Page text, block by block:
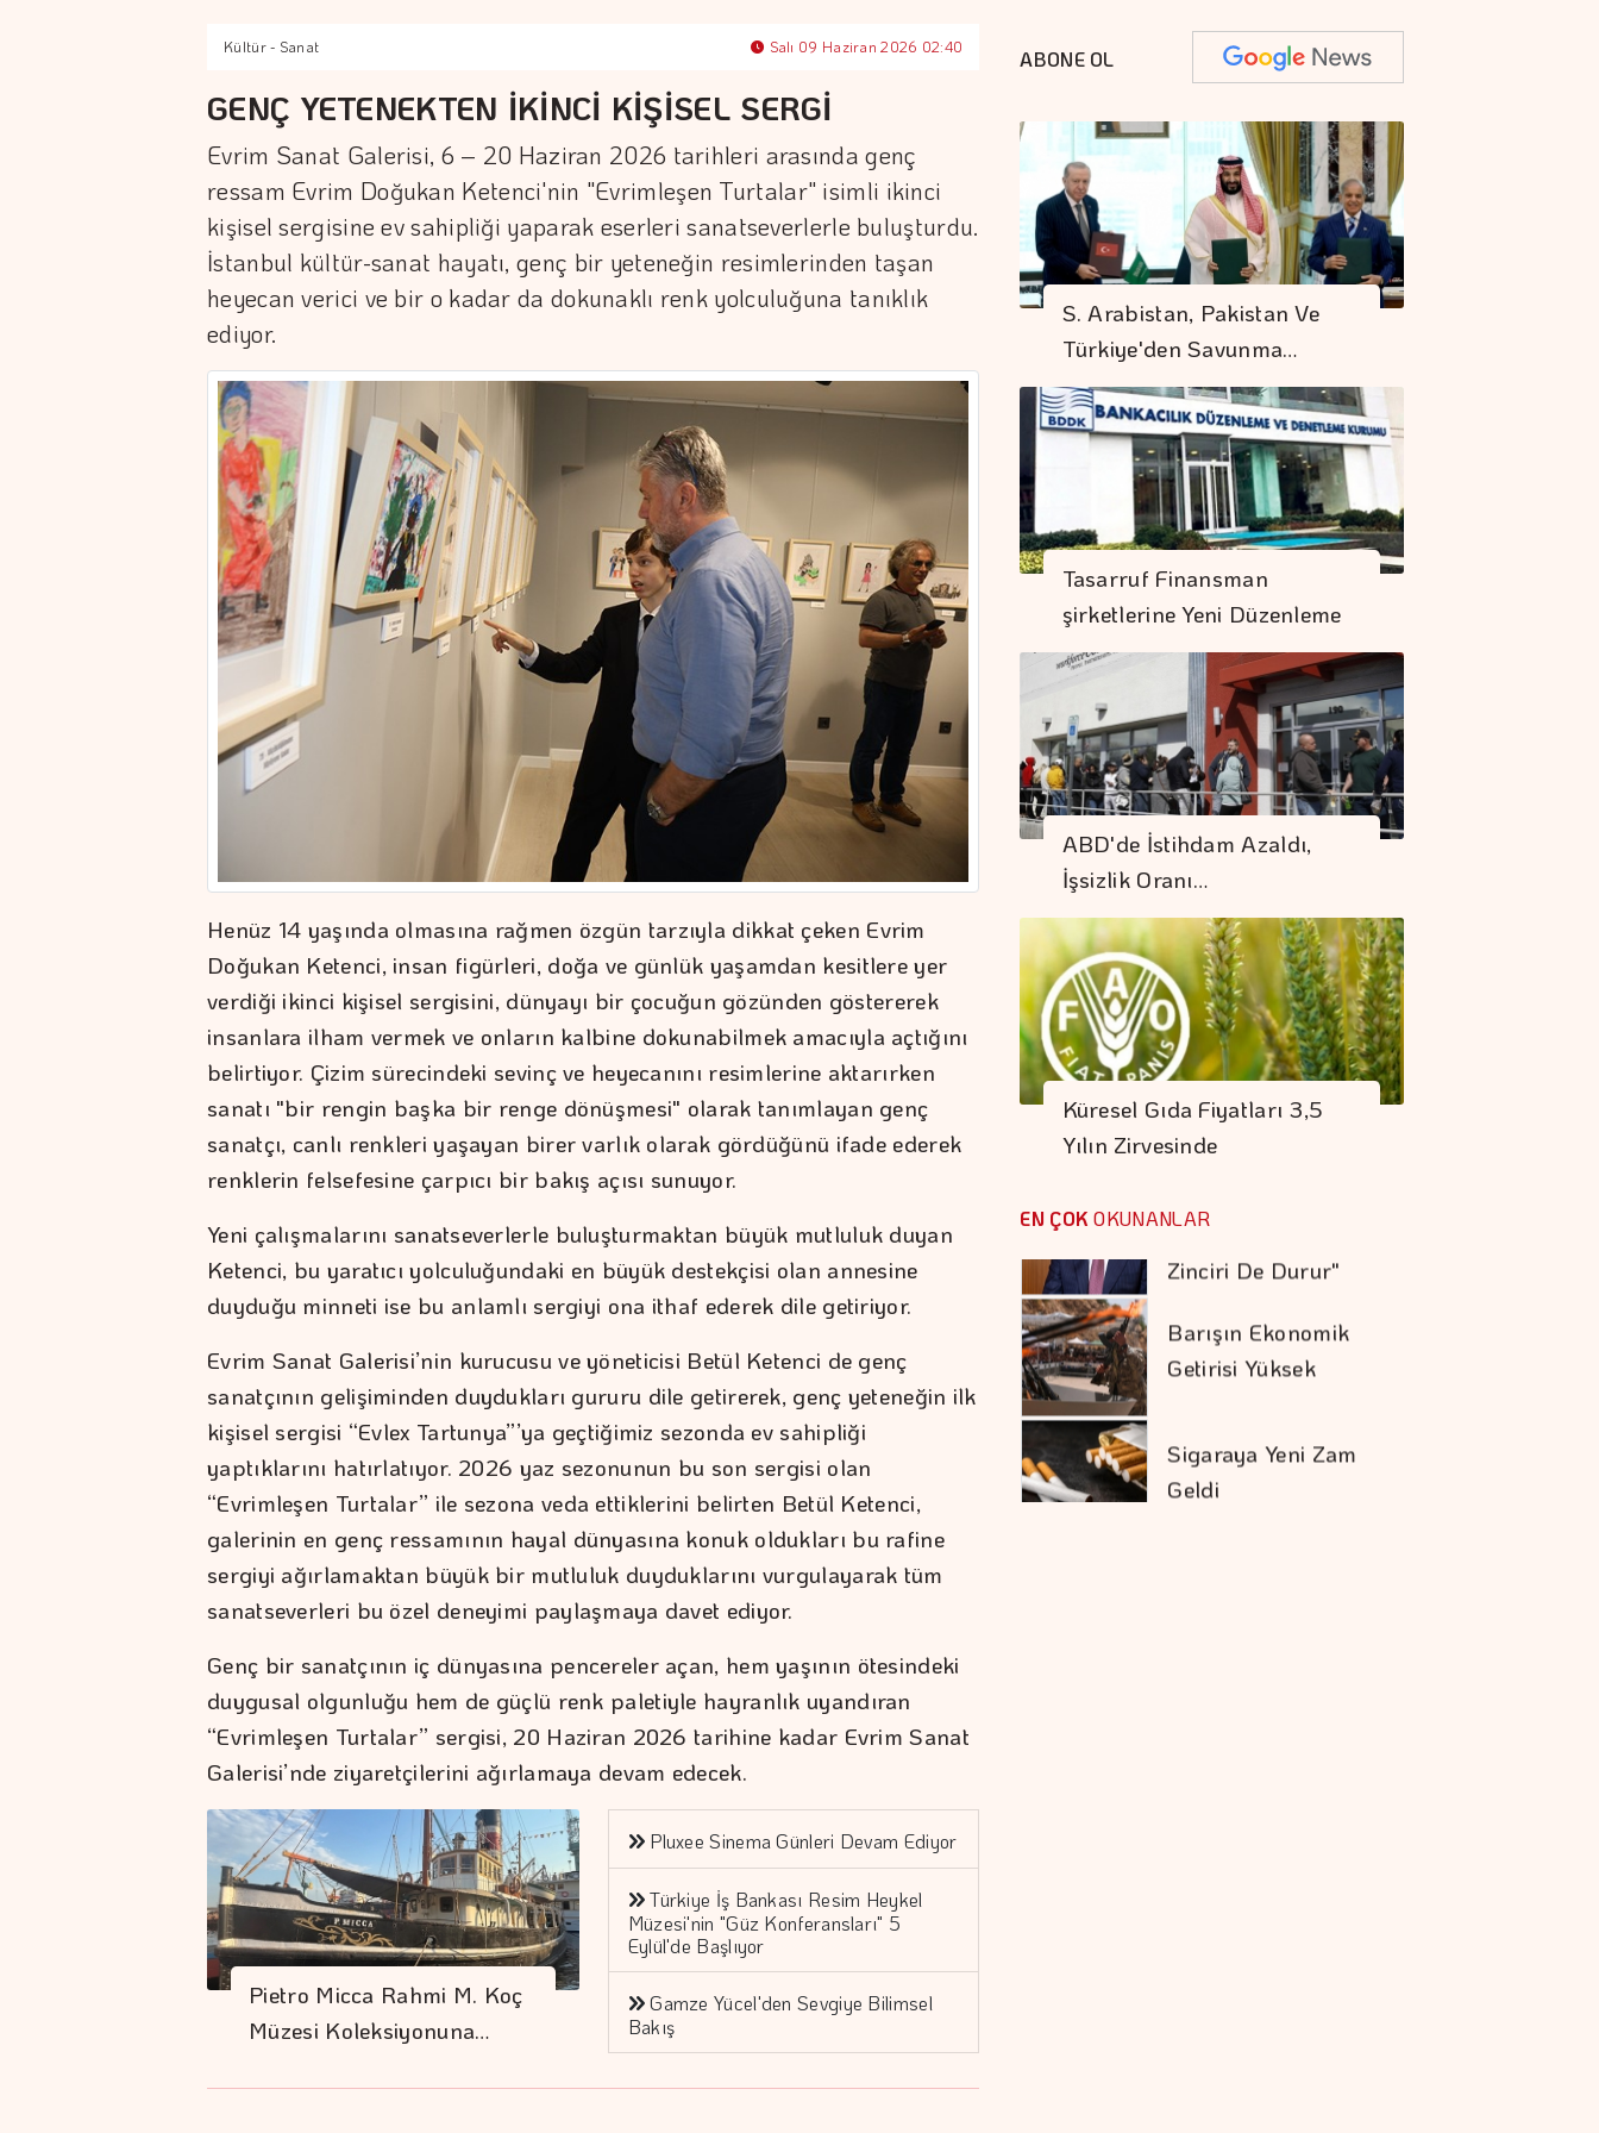
Kültür - Sanat Salı 09 Haziran 2026 02:40
GENÇ YETENEKTEN İKİNCİ KİŞİSEL SERGİ
Evrim Sanat Galerisi, 6 – 20 Haziran 2026 tarihleri arasında genç
ressam Evrim Doğukan Ketenci'nin "Evrimleşen Turtalar" isimli ikinci
kişisel sergisine ev sahipliği yaparak eserleri sanatseverlerle buluşturdu.
İstanbul kültür-sanat hayatı, genç bir yeteneğin resimlerinden taşan
heyecan verici ve bir o kadar da dokunaklı renk yolculuğuna tanıklık
ediyor.
Henüz 14 yaşında olmasına rağmen özgün tarzıyla dikkat çeken Evrim
Doğukan Ketenci, insan figürleri, doğa ve günlük yaşamdan kesitlere yer
verdiği ikinci kişisel sergisini, dünyayı bir çocuğun gözünden göstererek
insanlara ilham vermek ve onların kalbine dokunabilmek amacıyla açtığını
belirtiyor. Çizim sürecindeki sevinç ve heyecanını resimlerine aktarırken
sanatı "bir rengin başka bir renge dönüşmesi" olarak tanımlayan genç
sanatçı, canlı renkleri yaşayan birer varlık olarak gördüğünü ifade ederek
renklerin felsefesine çarpıcı bir bakış açısı sunuyor.
Yeni çalışmalarını sanatseverlerle buluşturmaktan büyük mutluluk duyan
Ketenci, bu yaratıcı yolculuğundaki en büyük destekçisi olan annesine
duyduğu minneti ise bu anlamlı sergiyi ona ithaf ederek dile getiriyor.
Evrim Sanat Galerisi’nin kurucusu ve yöneticisi Betül Ketenci de genç
sanatçının gelişiminden duydukları gururu dile getirerek, genç yeteneğin ilk
kişisel sergisi “Evlex Tartunya”’ya geçtiğimiz sezonda ev sahipliği
yaptıklarını hatırlatıyor. 2026 yaz sezonunun bu son sergisi olan
“Evrimleşen Turtalar” ile sezona veda ettiklerini belirten Betül Ketenci,
galerinin en genç ressamının hayal dünyasına konuk oldukları bu rafine
sergiyi ağırlamaktan büyük bir mutluluk duyduklarını vurgulayarak tüm
sanatseverleri bu özel deneyimi paylaşmaya davet ediyor.
Genç bir sanatçının iç dünyasına pencereler açan, hem yaşının ötesindeki
duygusal olgunluğu hem de güçlü renk paletiyle hayranlık uyandıran
“Evrimleşen Turtalar” sergisi, 20 Haziran 2026 tarihine kadar Evrim Sanat
Galerisi’nde ziyaretçilerini ağırlamaya devam edecek.
Pietro Micca Rahmi M. Koç
Müzesi Koleksiyonuna…
Pluxee Sinema Günleri Devam Ediyor
Türkiye İş Bankası Resim Heykel
Müzesi'nin "Güz Konferansları" 5
Eylül'de Başlıyor
Gamze Yücel'den Sevgiye Bilimsel
Bakış
ABONE OL
S. Arabistan, Pakistan Ve
Türkiye'den Savunma…
Tasarruf Finansman
şirketlerine Yeni Düzenleme
ABD'de İstihdam Azaldı,
İşsizlik Oranı…
Küresel Gıda Fiyatları 3,5
Yılın Zirvesinde
EN ÇOK OKUNANLAR
Dolar 47.70 Liradan
Açıldı
Küresel Gıda
Fiyatları 3,5 Yılın
Zirvesinde
"Finansman Zinciri
Kırılırsa üretim
Zinciri De Durur"
Getirisi Yüksek
Geldi
Polisilikona Yüzde 15
Tarife Uygulayacak